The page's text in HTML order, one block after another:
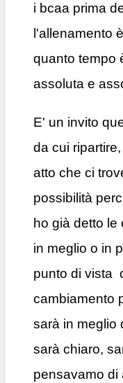
i bcaa prima
l'allenamento
quanto tempo
assoluta e
E' un invito
da cui
atto che ci
possibilità
ho già detto
in meglio o in
punto di vista
cambiamento
sarà in meglio
sarà chiaro,
pensavamo di